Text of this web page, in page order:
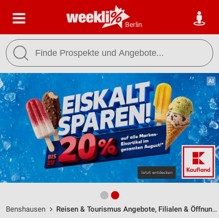
Berlin
Benshausen Reisen & Tourismus Angebote, Filialen & Öffnungszeiten